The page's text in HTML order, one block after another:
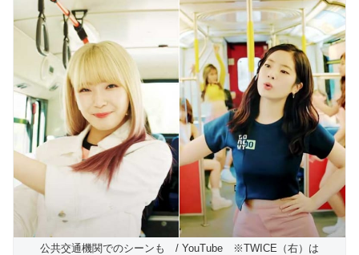
公共交通機関でのシーンも / YouTube ※TWICE（右）は